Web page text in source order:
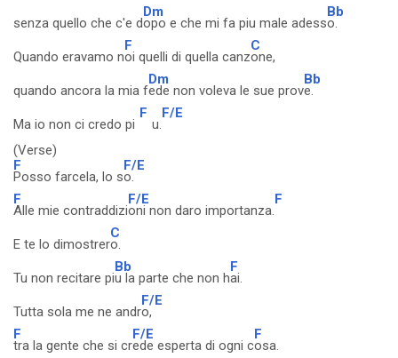
senza quello che c'e d
Dm
opo e che mi fa piu male adess
Bb
o.
Quando eravamo n
F
oi quelli di quella canz
C
one,
quando ancora la mia f
Dm
ede non voleva le sue prov
Bb
e.
Ma io non ci credo pi
F
u.
F/E
(Verse)
F
Posso farcela, lo s
F/E
o.
F
Alle mie contraddizi
F/E
oni non daro importanza.
F
E te lo dimostrer
C
o.
Tu non recitare pi
Bb
u la parte che non h
F
ai.
Tutta sola me ne andr
F/E
o,
F
tra la gente che si cr
F/E
ede esperta di ogni c
F
osa.